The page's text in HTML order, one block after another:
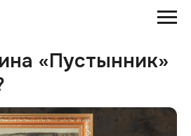
«Пустынник»